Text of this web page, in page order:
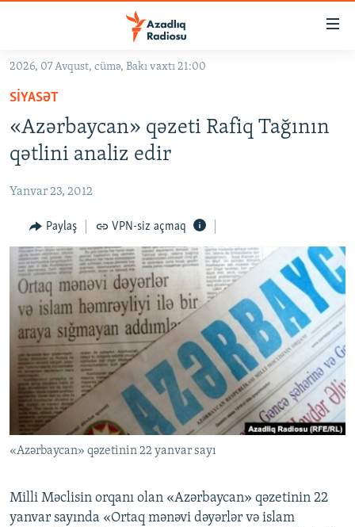
Əsas
qayıt
Əsas
naviqasiyaya
qayıt
GÜNDƏM
KORRUPSIOMETR
#ƏSLINDƏ
FƏRQƏ BAX
QANUNI DOĞRU
ARAŞDIRMA
MULTIMEDIA
VIDEO
FOTOQALEREYA
İNFOQRAFIKA
KARIKATURA
RADIO ARXIV
OXU ZALI
AZƏRBAYCAN ƏDƏBIYYATI KITABXANASI
İSLAM VƏ DEMOKRATIYA
İZ - MƏDƏNIYYƏT PROQRAMI
HAQQIMIZDA
MISSIYAMIZ
PEŞƏ ETIKASI VƏ JURNALISTIKA STANDARTLARIMIZ
MATERIALLARIMIZDAN ISTIFADƏ
AZADLIQRADIOSU MOBIL TELEFONUNUZDA
XƏBƏR BÜLLETENLƏRIMIZ
BIZI IZLƏ
RFE/RL-in bütün saytları
2026, 07 Avqust, cümə, Bakı vaxtı 21:00
SIYASƏT
«Azərbaycan» qəzeti Rafiq Tağının
qətlini analiz edir
Yanvar 23, 2012
Paylaş VPN-siz açmaq
«Azərbaycan» qəzetinin 22 yanvar sayı
Milli Məclisin orqanı olan «Azərbaycan» qəzetinin 22
yanvar sayında «Ortaq mənəvi dəyərlər və islam